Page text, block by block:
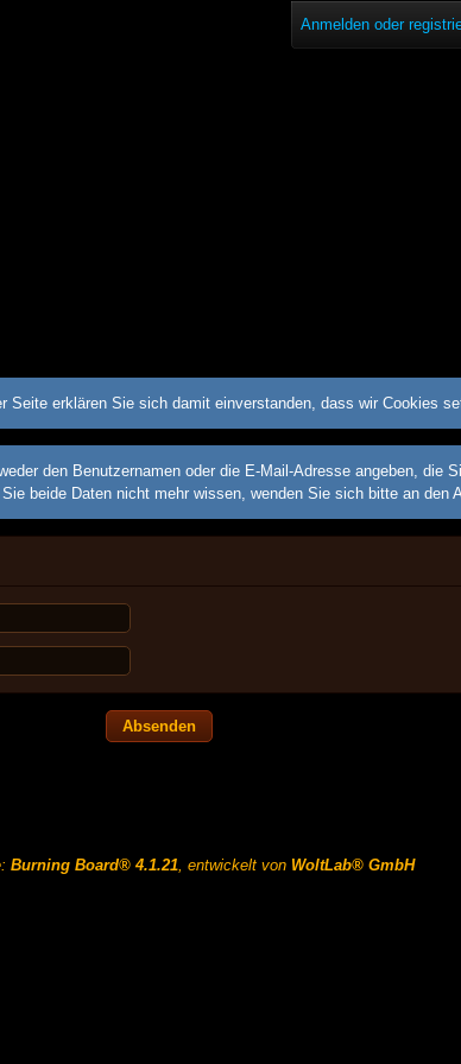
Anmelden oder
Seite erklären Sie sich damit einverstanden, dass wir Cookies
den Benutzernamen oder die E-Mail-Adresse angeben, die
beide Daten nicht mehr wissen, wenden Sie sich bitte an den
Burning Board® 4.1.21, entwickelt von WoltLab® GmbH